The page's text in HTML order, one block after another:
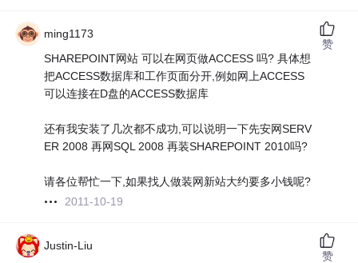
ming1173
SHAREPOINT网站 可以在网页做ACCESS 吗? 具体想
把ACCESS数据库和工作页面分开,例如网上ACCESS
可以连接在D盘的ACCESS数据库
还有我安装了几次都不成功,可以说明一下先安网SERV
ER 2008 再网SQL 2008 再装SHAREPOINT 2010吗?
请各位帮忙一下,如果找人做装网新站大约要多小钱呢?
2011-10-19
赞
Justin-Liu
赞